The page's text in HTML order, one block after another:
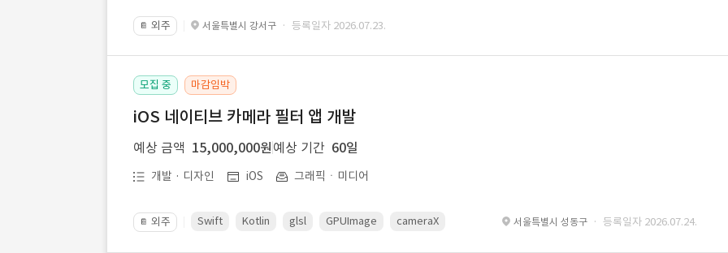
📔 외주 서울특별시 강서구 · 등록일자 2026.07.23.
모집 중 마감임박
iOS 네이티브 카메라 필터 앱 개발
예상 금액 15,000,000원 예상 기간 60일
개발 · 디자인 iOS 그래픽ㆍ미디어
📔 외주 Swift Kotlin glsl GPUImage cameraX avfoundation Metal Core Image OpenGL ES
서울특별시 성동구 · 등록일자 2026.07.24.